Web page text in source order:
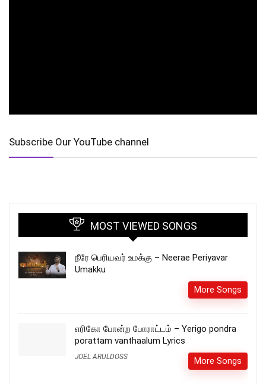
Subscribe Our YouTube channel
MOST VIEWED SONGS
நீரே பெரியவர் உமக்கு – Neerae Periyavar
Umakku
More Songs
எரிகோ போன்ற போராட்டம் – Yerigo pondra
porattam vanthaalum Lyrics
JOEL ARULDOSS More Songs